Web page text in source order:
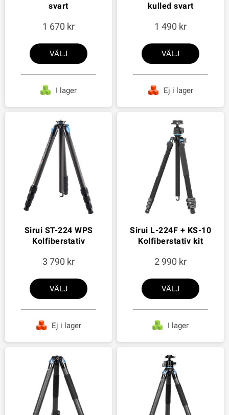
svart
1 670
VÄLJ
I lager
kulled svart
1 490
VÄLJ
Ej i lager
Sirui ST-224 WPS
Kolfiberstativ
3 790
VÄLJ
Ej i lager
Sirui L-224F + KS-10
Kolfiberstativ kit
2 990
VÄLJ
I lager